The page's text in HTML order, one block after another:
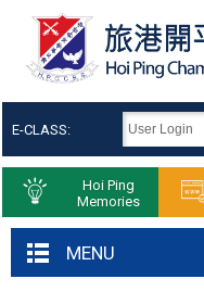
E-CLASS:
Hoi Ping
Memories
MENU